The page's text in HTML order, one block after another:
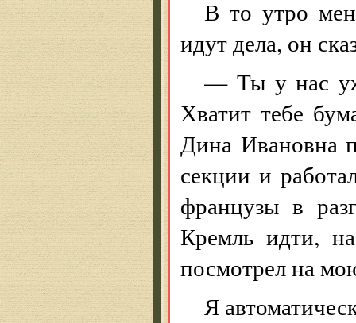
В то утро
идут дела, он
— Ты у нас
Хватит тебе
Дина Ивановна
секции и
французы в
Кремль идти,
посмотрел на
Я